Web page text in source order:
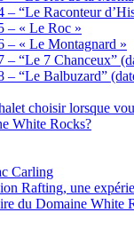
– “Le Raconteur
– « Le Roc »
– « Le Montagnard »
– “Le 7 Chanceux”
– “Le Balbuzard”
choisir lorsque
White Rocks?
Carling
Rafting, une
du Domaine White